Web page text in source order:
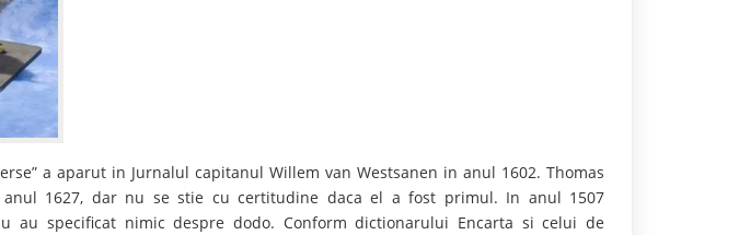
a aparut in Jurnalul capitanul Willem van Westsanen in anul 1602. Thomas
1627, dar nu se stie cu certitudine daca el a fost primul. In anul 1507
au specificat nimic despre dodo. Conform dictionarului Encarta si celui de